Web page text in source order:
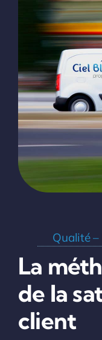
Qualité
La
de la
client